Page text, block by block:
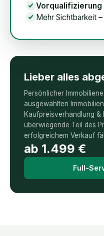
Mehr Sichtbarkeit
Lieber alles
Persönlicher
ausgewählten
Kaufpreisverhandlung
überwiegende Teil des
erfolgreichem Verkauf
ab 1.499 €
Full-